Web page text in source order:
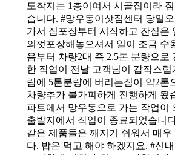
도착지는 1층이여서 시골집이라
습니다. #망우동이삿짐센터 당일
가서 짐포장부터 시작하고 잔짐은
의껏포장해놓으셔서 일이 조금 수
음부터 차량2대 즉 2.5톤 분량으로
한 작업이 전날 고객님이 갑작스
람에 5톤분량에 버리는짐이 약2톤
차량추가 불가피하게 진행하게 됬
파트에서 망우동으로 가는 작업이
출발지에서 작업이 종료되었습니
같은 제품들은 깨지기 쉬워서 매우
다. 밥은 먹고 해야 하겠지요. #신